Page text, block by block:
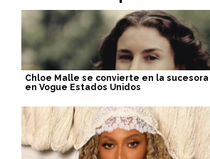
Chloe Malle se convierte en la
en Vogue Estados Unidos